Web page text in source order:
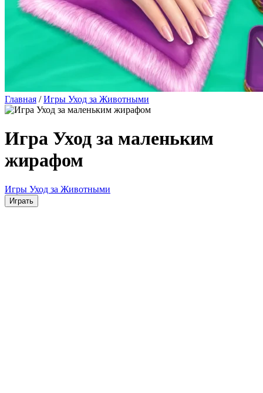
Главная / Игры Уход за Животными
Игра Уход за маленьким
жирафом
Игры Уход за Животными
Играть